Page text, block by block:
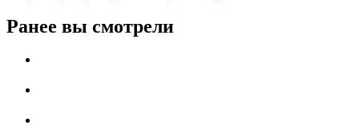
Ранее вы смотрели